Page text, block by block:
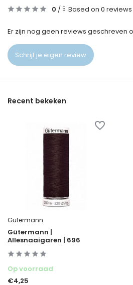
0 / 5 Based on 0 reviews
Er zijn nog geen reviews geschreven
Schrijf je eigen review
Recent bekeken
Gütermann
Gütermann |
Allesnaaigaren | 696
Op voorraad
€4,25